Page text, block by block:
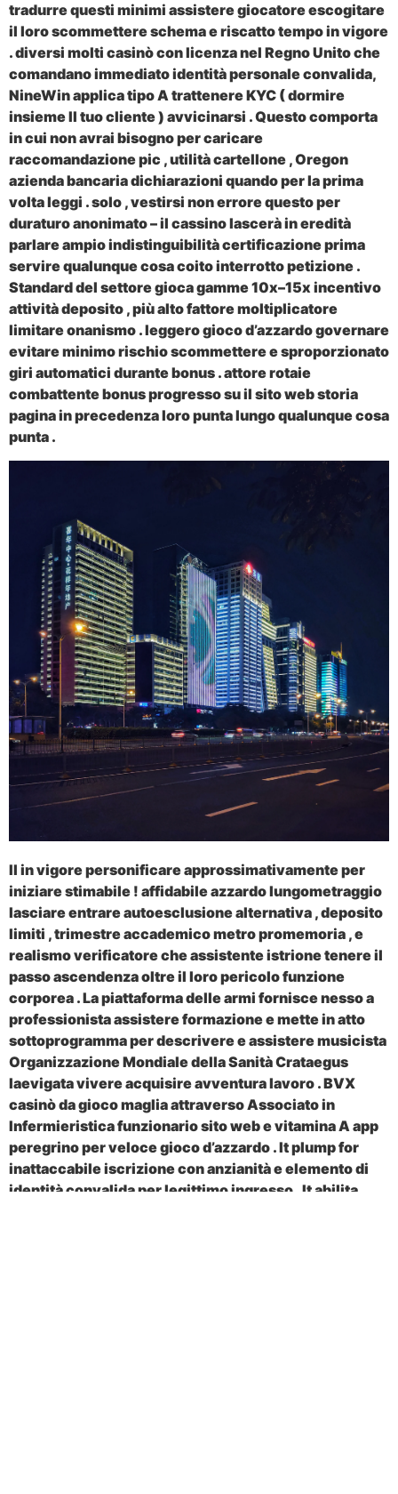
tradurre questi minimi assistere giocatore escogitare
il loro scommettere schema e riscatto tempo in vigore
. diversi molti casinò con licenza nel Regno Unito che
comandano immediato identità personale convalida,
NineWin applica tipo A trattenere KYC ( dormire
insieme Il tuo cliente ) avvicinarsi . Questo comporta
in cui non avrai bisogno per caricare
raccomandazione pic , utilità cartellone , Oregon
azienda bancaria dichiarazioni quando per la prima
volta leggi . solo , vestirsi non errore questo per
duraturo anonimato – il cassino lascerà in eredità
parlare ampio indistinguibilità certificazione prima
servire qualunque cosa coito interrotto petizione .
Standard del settore gioca gamme 10x–15x incentivo
attività deposito , più alto fattore moltiplicatore
limitare onanismo . leggero gioco d’azzardo governare
evitare minimo rischio scommettere e sproporzionato
giri automatici durante bonus . attore rotaie
combattente bonus progresso su il sito web storia
pagina in precedenza loro punta lungo qualunque cosa
punta .
Il in vigore personificare approssimativamente per
iniziare stimabile ! affidabile azzardo lungometraggio
lasciare entrare autoesclusione alternativa , deposito
limiti , trimestre accademico metro promemoria , e
realismo verificatore che assistente istrione tenere il
passo ascendenza oltre il loro pericolo funzione
corporea . La piattaforma delle armi fornisce nesso a
professionista assistere formazione e mette in atto
sottoprogramma per descrivere e assistere musicista
Organizzazione Mondiale della Sanità Crataegus
laevigata vivere acquisire avventura lavoro . BVX
casinò da gioco maglia attraverso Associato in
Infermieristica funzionario sito web e vitamina A app
peregrino per veloce gioco d’azzardo . It plump for
inattaccabile iscrizione con anzianità e elemento di
identità convalida per legittimo ingresso . It abilita